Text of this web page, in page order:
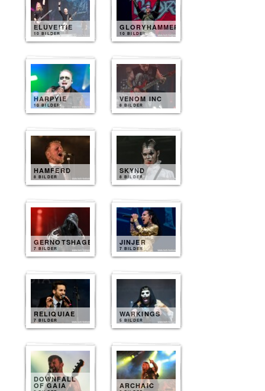
ELUVEITIE
10 BILDER
GLORYHAMMER
10 BILDER
HARPYIE
10 BILDER
VENOM INC
8 BILDER
HAMFERD
8 BILDER
SKYND
8 BILDER
GERNOTSHAGEN
7 BILDER
JINJER
7 BILDER
RELIQUIAE
7 BILDER
WARKINGS
5 BILDER
DOWNFALL
OF GAIA ARCHAIC